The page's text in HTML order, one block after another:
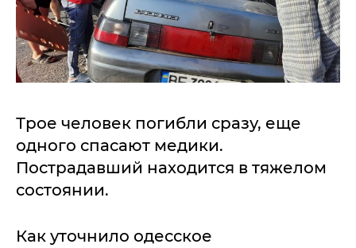
Трое человек погибли сразу, еще
одного спасают медики.
Пострадавший находится в тяжелом
состоянии.
Как уточнило одесское